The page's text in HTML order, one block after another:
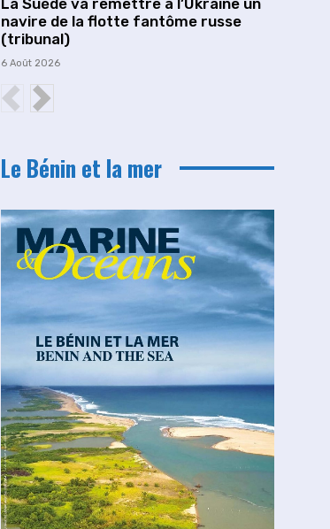
La Suède va remettre à l’Ukraine un
navire de la flotte fantôme russe
(tribunal)
6 Août 2026
Le Bénin et la mer